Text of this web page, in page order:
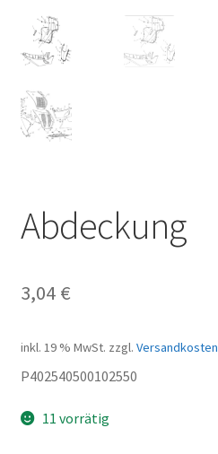
Abdeckung
3,04 €
inkl. 19 % MwSt. zzgl. Versandkosten
P402540500102550
11 vorrätig